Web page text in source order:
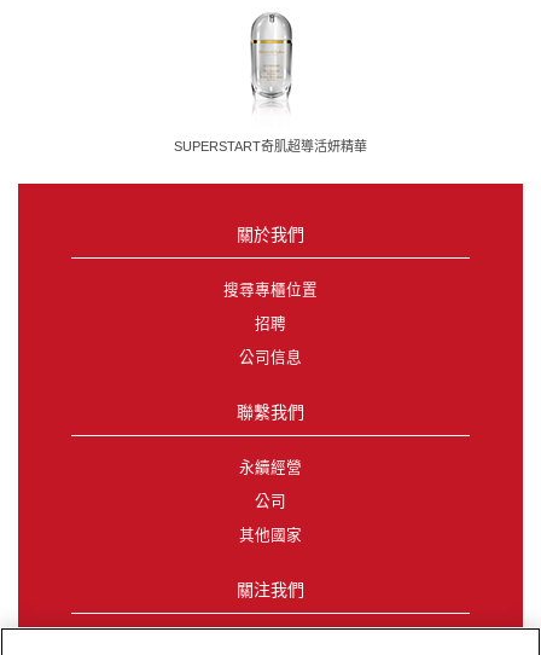
SUPERSTART奇肌超導活妍精華
關於我們
搜尋專櫃位置
招聘
公司信息
聯繫我們
永續經營
公司
其他國家
關注我們